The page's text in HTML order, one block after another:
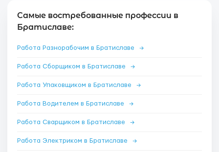
Самые востребованные профессии в
Братиславе:
Работа Разнорабочим в Братиславе →
Работа Сборщиком в Братиславе →
Работа Упаковщиком в Братиславе →
Работа Водителем в Братиславе →
Работа Сварщиком в Братиславе →
Работа Электриком в Братиславе →